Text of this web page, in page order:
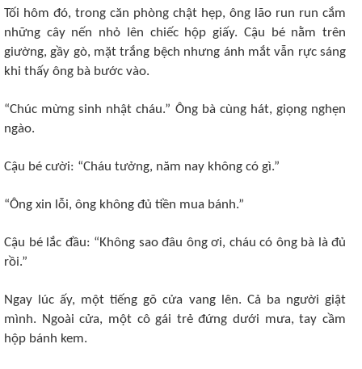
Tối hôm đó, trong căn phòng chật hẹp, ông lão run run cắm
những cây nến nhỏ lên chiếc hộp giấy. Cậu bé nằm trên
giường, gầy gò, mặt trắng bệch nhưng ánh mắt vẫn rực sáng
khi thấy ông bà bước vào.
“Chúc mừng sinh nhật cháu.” Ông bà cùng hát, giọng nghẹn
ngào.
Cậu bé cười: “Cháu tưởng, năm nay không có gì.”
“Ông xin lỗi, ông không đủ tiền mua bánh.”
Cậu bé lắc đầu: “Không sao đâu ông ơi, cháu có ông bà là đủ
rồi.”
Ngay lúc ấy, một tiếng gõ cửa vang lên. Cả ba người giật
mình. Ngoài cửa, một cô gái trẻ đứng dưới mưa, tay cầm
hộp bánh kem.